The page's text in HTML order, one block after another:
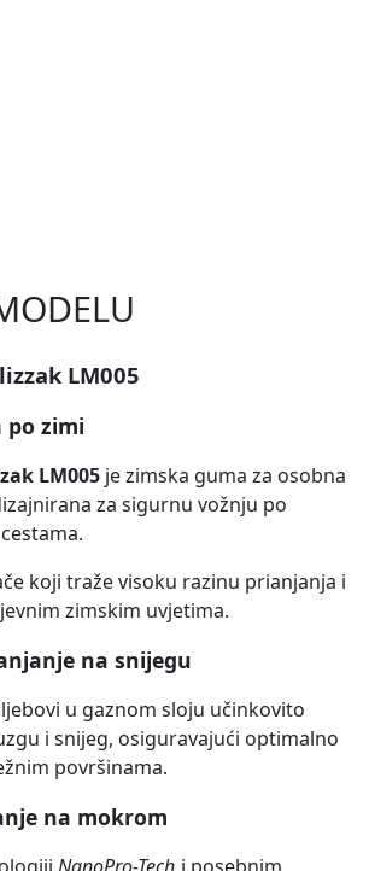
LM005
po zimi
LM005 je zimska guma za osobna
za sigurnu vožnju po
koji traže visoku razinu prianjanja i
zimskim uvjetima.
na snijegu
u gaznom sloju učinkovito
i snijeg, osiguravajući optimalno
površinama.
na mokrom